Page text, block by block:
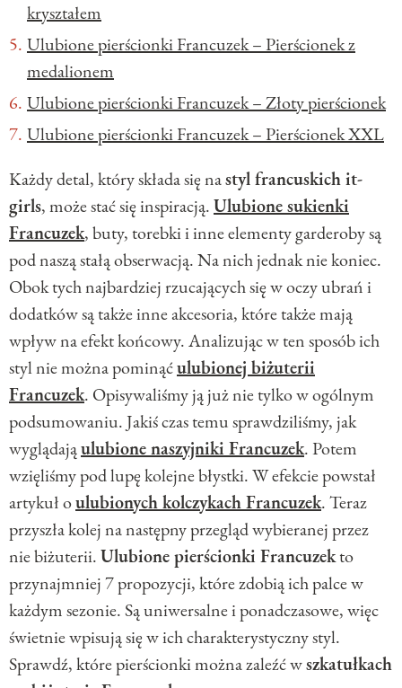
kryształem
Ulubione pierścionki Francuzek – Pierścionek z
medalionem
Ulubione pierścionki Francuzek – Złoty pierścionek
Ulubione pierścionki Francuzek – Pierścionek XXL
Każdy detal, który składa się nastyl francuskich it-
girls, może stać się inspiracją.Ulubione sukienki
Francuzek, buty, torebki i inne elementy garderoby są
pod naszą stałą obserwacją. Na nich jednak nie koniec.
Obok tych najbardziej rzucających się w oczy ubrań i
dodatków są także inne akcesoria, które także mają
wpływ na efekt końcowy. Analizując w ten sposób ich
styl nie można pominąćulubionej biżuterii
Francuzek. Opisywaliśmy ją już nie tylko w ogólnym
podsumowaniu. Jakiś czas temu sprawdziliśmy, jak
wyglądająulubione naszyjniki Francuzek. Potem
wzięliśmy pod lupę kolejne błystki. W efekcie powstał
artykuł oulubionych kolczykach Francuzek. Teraz
przyszła kolej na następny przegląd wybieranej przez
nie biżuterii.Ulubione pierścionki Francuzekto
przynajmniej 7 propozycji, które zdobią ich palce w
każdym sezonie. Są uniwersalne i ponadczasowe, więc
świetnie wpisują się w ich charakterystyczny styl.
Sprawdź, które pierścionki można zaleźć wszkatułkach